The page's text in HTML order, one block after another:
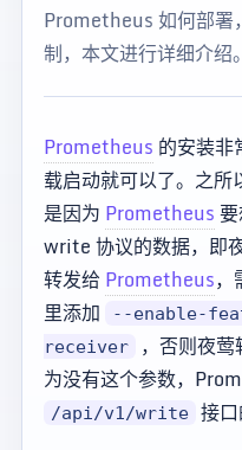
Prometheus 如何部
制，本文进行详细介绍。
Prometheus 的安装非
载启动就可以了。之所
是因为 Prometheus
write 协议的数据，即
转发给 Prometheus，
里添加
--enable-
receiver
，否则夜
为没有这个参数，
/api/v1/write 接口